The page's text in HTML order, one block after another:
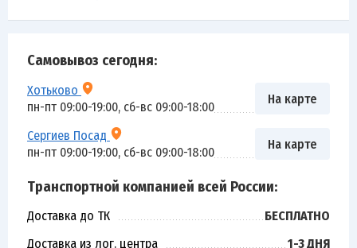
Самовывоз сегодня:
Хотьково
пн-пт 09:00-19:00, сб-вс 09:00-18:00
На карте
Сергиев Посад
пн-пт 09:00-19:00, сб-вс 09:00-18:00
На карте
Транспортной компанией всей России:
Доставка до ТК
БЕСПЛАТНО
Доставка из лог. центра
1-3 ДНЯ